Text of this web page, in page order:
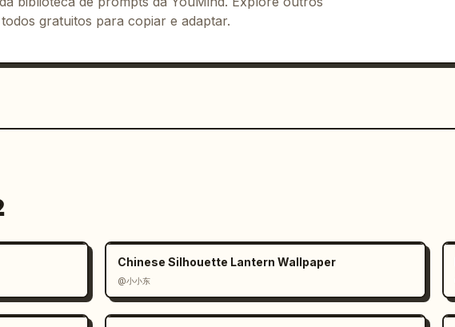
gratuitos para copiar e adaptar.
Chinese Silhouette Lantern Wallpaper
@小小东